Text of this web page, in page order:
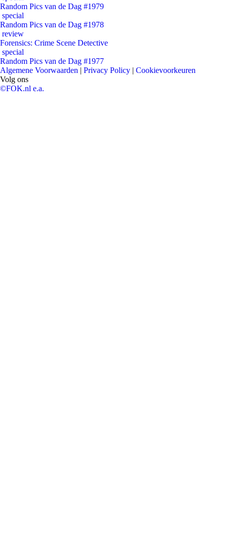
Random Pics van de Dag #1979
special
Random Pics van de Dag #1978
review
Forensics: Crime Scene Detective
special
Random Pics van de Dag #1977
Algemene Voorwaarden | Privacy Policy | Cookievoorkeuren
Volg ons
©FOK.nl e.a.